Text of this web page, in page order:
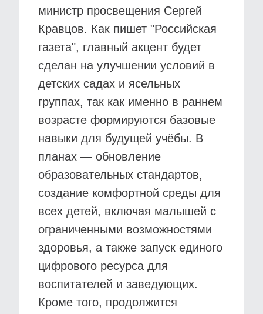
министр просвещения Сергей
Кравцов. Как пишет "Российская
газета", главный акцент будет
сделан на улучшении условий в
детских садах и ясельных
группах, так как именно в раннем
возрасте формируются базовые
навыки для будущей учёбы. В
планах — обновление
образовательных стандартов,
создание комфортной среды для
всех детей, включая малышей с
ограниченными возможностями
здоровья, а также запуск единого
цифрового ресурса для
воспитателей и заведующих.
Кроме того, продолжится